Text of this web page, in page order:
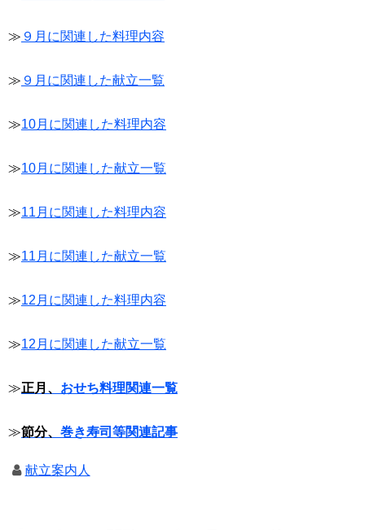
≫ ９月に関連した料理内容
≫ ９月に関連した献立一覧
≫10月に関連した料理内容
≫10月に関連した献立一覧
≫11月に関連した料理内容
≫11月に関連した献立一覧
≫12月に関連した料理内容
≫12月に関連した献立一覧
≫正月、 おせち料理関連一覧
≫節分、 巻き寿司等関連記事
献立案内人